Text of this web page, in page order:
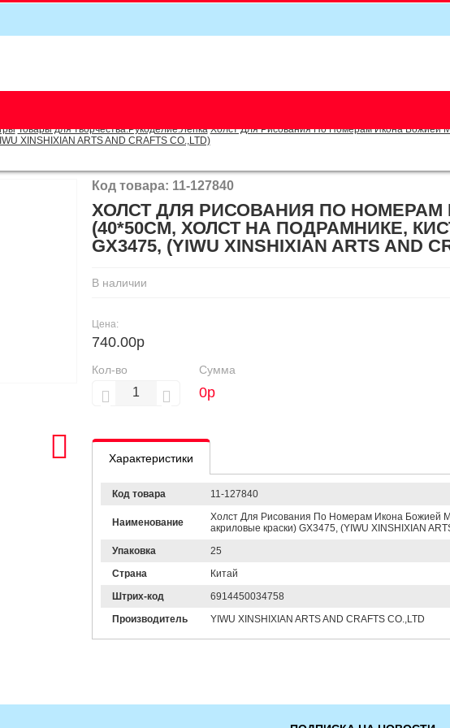
Товары для творчества.Рукоделие.Лепка Холст Для Рисования По Номерам Икона Божией
XINSHIXIAN ARTS AND CRAFTS CO.,LTD)
Код товара: 11-127840
ХОЛСТ ДЛЯ РИСОВАНИЯ ПО
(40*50СМ, ХОЛСТ НА ПОДРАМНИКЕ,
GX3475, (YIWU XINSHIXIAN ARTS AND
В наличии
Цена:
740.00р
Кол-во Сумма
0р
Характеристики
Код товара 11-127840
Наименование
Холст Для Рисования По Номерам Икона Божией
акриловые краски) GX3475, (YIWU XINSHIXIAN
Упаковка
25
Страна
Китай
Штрих-код
6914450034758
Производитель
YIWU XINSHIXIAN ARTS AND CRAFTS CO.,LTD